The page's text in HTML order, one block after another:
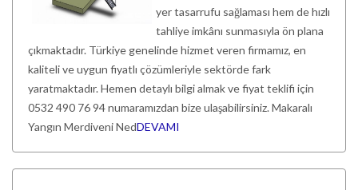
yer tasarrufu sağlaması hem de hızlı
tahliye imkânı sunmasıyla ön plana
çıkmaktadır. Türkiye genelinde hizmet veren firmamız, en
kaliteli ve uygun fiyatlı çözümleriyle sektörde fark
yaratmaktadır. Hemen detaylı bilgi almak ve fiyat teklifi için
0532 490 76 94 numaramızdan bize ulaşabilirsiniz. Makaralı
Yangın Merdiveni NedDEVAMI